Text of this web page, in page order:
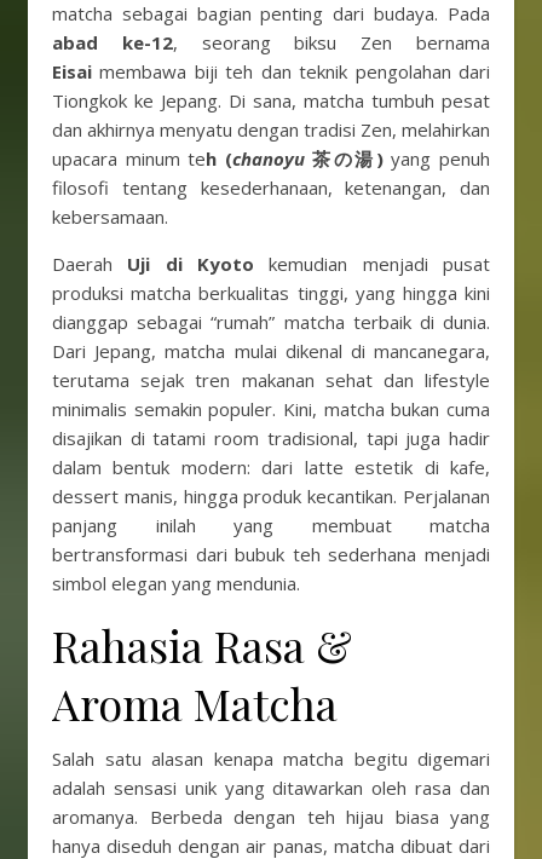
matcha sebagai bagian penting dari budaya. Pada
abad ke-12, seorang biksu Zen bernama
Eisai membawa biji teh dan teknik pengolahan dari
Tiongkok ke Jepang. Di sana, matcha tumbuh pesat
dan akhirnya menyatu dengan tradisi Zen, melahirkan
upacara minum teh (chanoyu茶の湯)yang penuh
filosofi tentang kesederhanaan, ketenangan, dan
kebersamaan.
Daerah Uji di Kyoto kemudian menjadi pusat
produksi matcha berkualitas tinggi, yang hingga kini
dianggap sebagai “rumah” matcha terbaik di dunia.
Dari Jepang, matcha mulai dikenal di mancanegara,
terutama sejak tren makanan sehat dan lifestyle
minimalis semakin populer. Kini, matcha bukan cuma
disajikan di tatami room tradisional, tapi juga hadir
dalam bentuk modern: dari latte estetik di kafe,
dessert manis, hingga produk kecantikan. Perjalanan
panjang inilah yang membuat matcha
bertransformasi dari bubuk teh sederhana menjadi
simbol elegan yang mendunia.
Rahasia Rasa &
Aroma Matcha
Salah satu alasan kenapa matcha begitu digemari
adalah sensasi unik yang ditawarkan oleh rasa dan
aromanya. Berbeda dengan teh hijau biasa yang
hanya diseduh dengan air panas, matcha dibuat dari